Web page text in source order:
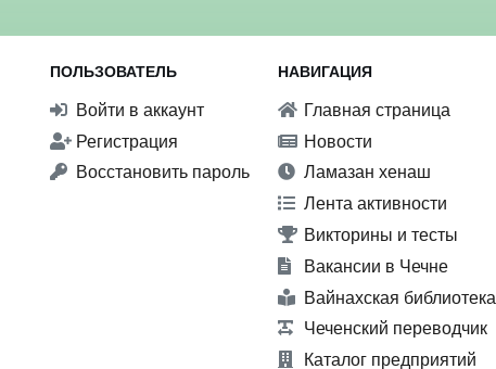
ПОЛЬЗОВАТЕЛЬ
Войти в аккаунт
Регистрация
Восстановить пароль
НАВИГАЦИЯ
Главная страница
Новости
Ламазан хенаш
Лента активности
Викторины и тесты
Вакансии в Чечне
Вайнахская библиотека
Чеченский переводчик
Каталог предприятий